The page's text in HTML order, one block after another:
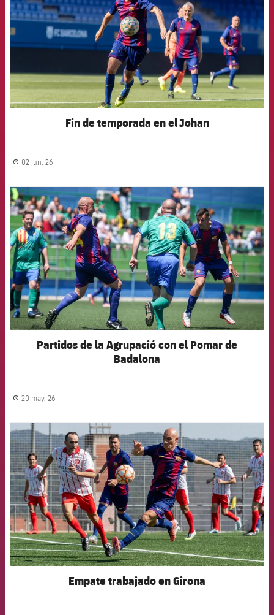
Fin de temporada en el Johan
label.share.clock
02 jun. 26
FCB Barcelona badge
Partidos de la Agrupació con el Pomar de
Badalona
label.share.clock
20 may. 26
FCB Barcelona badge
Empate trabajado en Girona